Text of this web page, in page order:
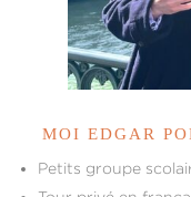
MOI EDGAR
Petits groupe